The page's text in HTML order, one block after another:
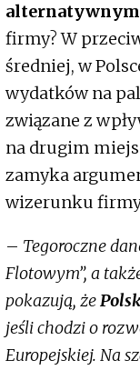
firmy? W
średniej, w
wydatków na
związane z
na drugim
zamyka
wizerunku firmy
– Tegoroczne
Flotowym”, a
pokazują, że
jeśli chodzi o
Europejskiej. Na